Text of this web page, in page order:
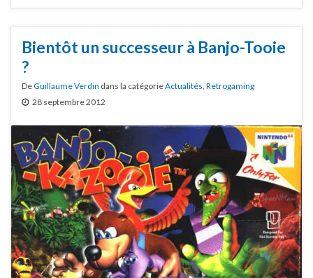
Bientôt un successeur à Banjo-Tooie
?
DeGuillaume Verdin dans la catégorieActualités Retrogaming
28 septembre 2012